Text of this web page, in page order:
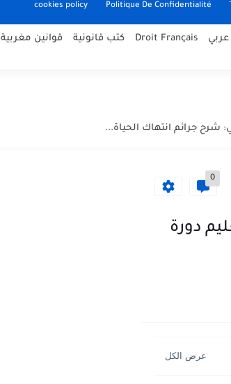
Politique De Confidentialité
cookies policy
عربي Droit Français كتب قانونية قوانين مغربية
0
دورة